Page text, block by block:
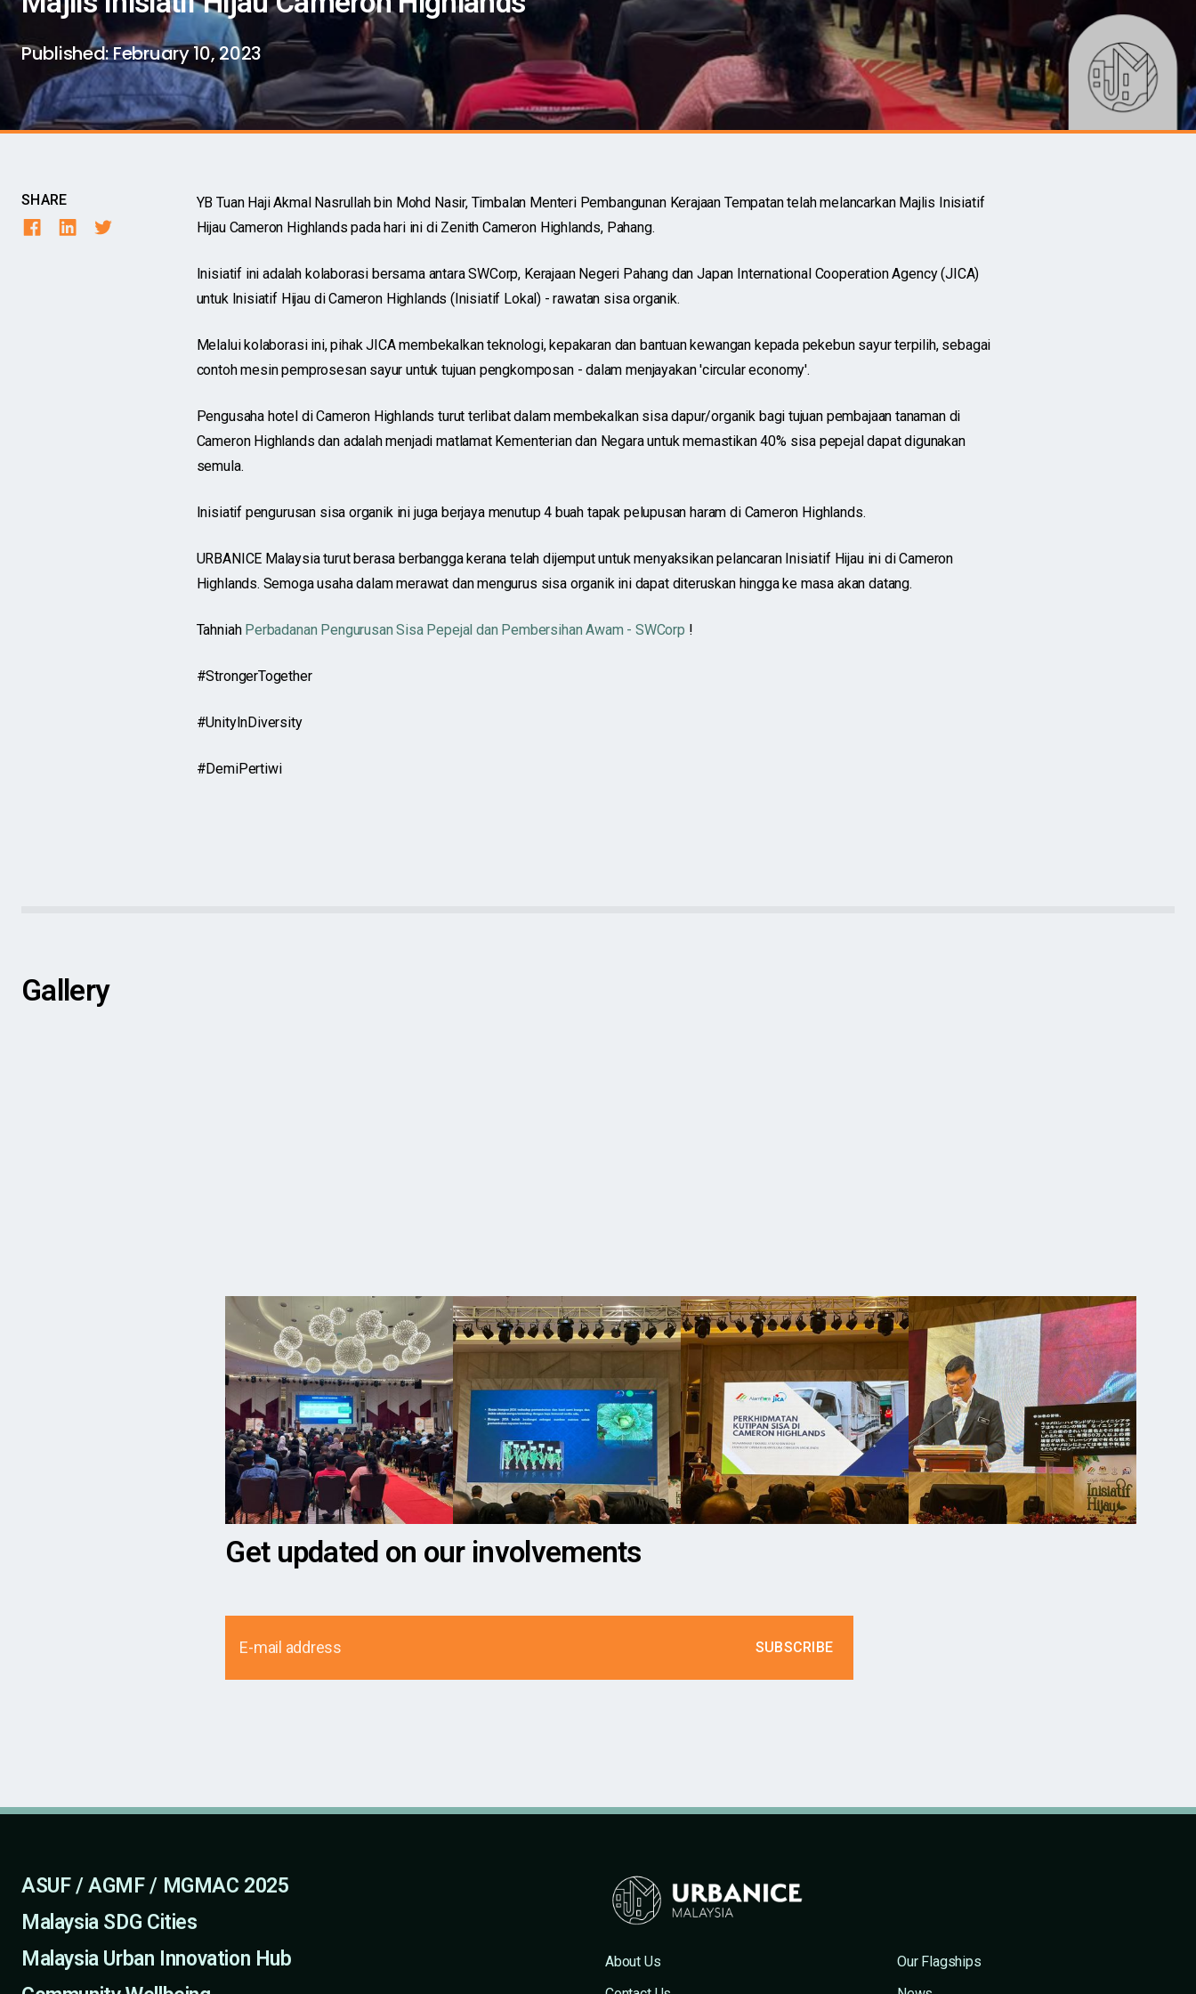
Published:February 10, 2023
SHARE
YB Tuan Haji Akmal Nasrullah bin Mohd Nasir, Timbalan Menteri Pembangunan Kerajaan Tempatan telah melancarkan Majlis Inisiatif
Hijau Cameron Highlands pada hari ini di Zenith Cameron Highlands, Pahang.
Inisiatif ini adalah kolaborasi bersama antara SWCorp, Kerajaan Negeri Pahang dan Japan International Cooperation Agency (JICA)
untuk Inisiatif Hijau di Cameron Highlands (Inisiatif Lokal) - rawatan sisa organik.
Melalui kolaborasi ini, pihak JICA membekalkan teknologi, kepakaran dan bantuan kewangan kepada pekebun sayur terpilih, sebagai
contoh mesin pemprosesan sayur untuk tujuan pengkomposan - dalam menjayakan 'circular economy'.
Pengusaha hotel di Cameron Highlands turut terlibat dalam membekalkan sisa dapur/organik bagi tujuan pembajaan tanaman di
Cameron Highlands dan adalah menjadi matlamat Kementerian dan Negara untuk memastikan 40% sisa pepejal dapat digunakan
semula.
Inisiatif pengurusan sisa organik ini juga berjaya menutup 4 buah tapak pelupusan haram di Cameron Highlands.
URBANICE Malaysia turut berasa berbangga kerana telah dijemput untuk menyaksikan pelancaran Inisiatif Hijau ini di Cameron
Highlands. Semoga usaha dalam merawat dan mengurus sisa organik ini dapat diteruskan hingga ke masa akan datang.
Tahniah Perbadanan Pengurusan Sisa Pepejal dan Pembersihan Awam - SWCorp !
#StrongerTogether
#UnityInDiversity
#DemiPertiwi
Gallery
Get updated on our involvements
ASUF / AGMF / MGMAC 2025
Malaysia SDG Cities
Malaysia Urban Innovation Hub
About Us
Our Flagships